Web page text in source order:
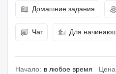
Домашние задания
Чат Для
Начало: в любое время